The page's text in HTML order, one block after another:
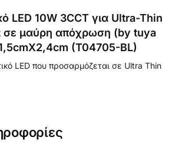
LED 10W 3CCT για Ultra-Thin
σε μαύρη απόχρωση (by tuya
(T04705-BL)
LED που προσαρμόζεται σε Ultra Thin